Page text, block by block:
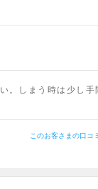
。しまう時は少し手
このお客さまの口コ